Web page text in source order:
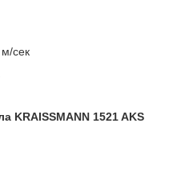
сек
KRAISSMANN 1521 AKS